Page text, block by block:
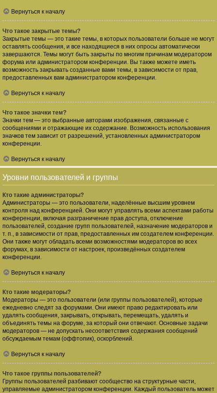
Вернуться к началу
Что такое закрытые темы?
Закрытые темы — это такие темы, в которых пользователи больше не могут
оставлять сообщения, и все находящиеся в них опросы автоматически
завершаются. Темы могут быть закрыты по многим причинам модератором
форума или администратором конференции. Вы также можете иметь
возможность закрывать созданные вами темы, в зависимости от прав,
предоставленных вам администратором конференции.
Вернуться к началу
Что такое значки тем?
Значки тем — это выбранные авторами изображения, связанные с
сообщениями и отражающие их содержание. Возможность использования
значков тем зависит от разрешений, установленных администратором
конференции.
Вернуться к началу
Уровни пользователей и группы
Кто такие администраторы?
Администраторы — это пользователи, наделённые высшим уровнем
контроля над конференцией. Они могут управлять всеми аспектами работы
конференции, включая разграничение прав доступа, отключение
пользователей, создание групп пользователей, назначение модераторов и
т. п., в зависимости от прав, предоставленных им создателем конференции.
Они также могут обладать всеми возможностями модераторов во всех
форумах, в зависимости от настроек, произведённых создателем
конференции.
Вернуться к началу
Кто такие модераторы?
Модераторы — это пользователи (или группы пользователей), которые
ежедневно следят за форумами. Они имеют право редактировать или
удалять сообщения, закрывать, открывать, перемещать, удалять и
объединять темы на форуме, за который они отвечают. Основные задачи
модераторов — не допускать несоответствия содержания сообщений
обсуждаемым темам (оффтопик), оскорблений.
Вернуться к началу
Что такое группы пользователей?
Группы пользователей разбивают сообщество на структурные части,
управляемые администратором конференции. Каждый пользователь может